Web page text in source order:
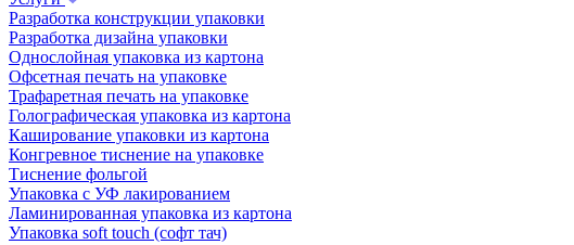
Разработка конструкции упаковки
Разработка дизайна упаковки
Однослойная упаковка из картона
Офсетная печать на упаковке
Трафаретная печать на упаковке
Голографическая упаковка из картона
Каширование упаковки из картона
Конгревное тиснение на упаковке
Тиснение фольгой
Упаковка с УФ лакированием
Ламинированная упаковка из картона
Упаковка soft touch (софт тач)